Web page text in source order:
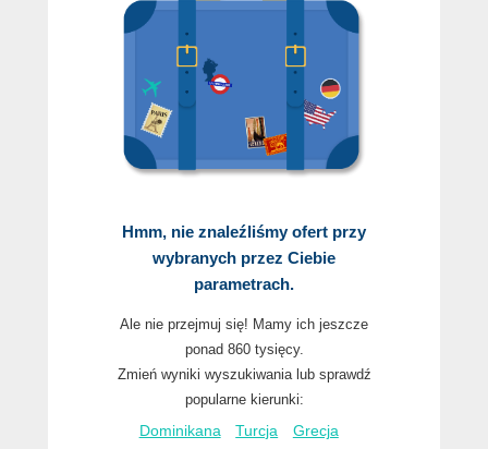
Hmm, nie znaleźliśmy ofert przy
wybranych przez Ciebie
parametrach.
Ale nie przejmuj się! Mamy ich jeszcze
ponad 860 tysięcy.
Zmień wyniki wyszukiwania lub sprawdź
popularne kierunki:
Dominikana
Turcja Grecja